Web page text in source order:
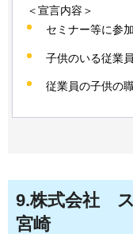
＜宣言内容＞
セミナー等に参
子供のいる従業
従業員の子供の
9.株式会社 ス
宮崎